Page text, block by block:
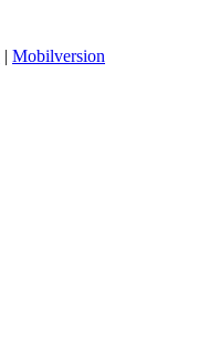
| Mobilversion